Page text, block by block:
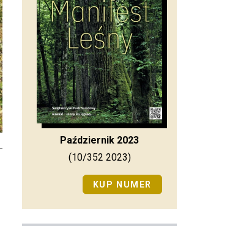
Październik 2023
(10/352 2023)
KUP NUMER